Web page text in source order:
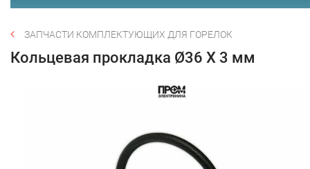
ЗАПЧАСТИ КОМПЛЕКТУЮЩИХ ДЛЯ ГОРЕЛОК
Кольцевая прокладка Ø36 X 3 мм